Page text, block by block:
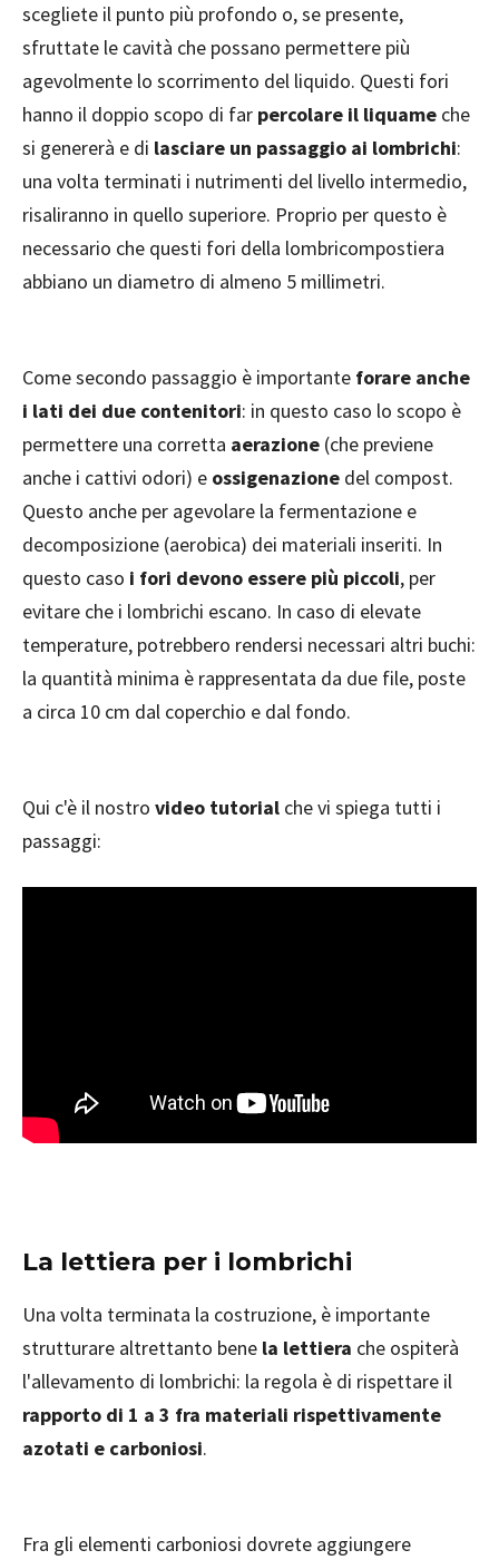
scegliete il punto più profondo o, se presente,
sfruttate le cavità che possano permettere più
agevolmente lo scorrimento del liquido. Questi fori
hanno il doppio scopo di far percolare il liquame che
si genererà e di lasciare un passaggio ai lombrichi:
una volta terminati i nutrimenti del livello intermedio,
risaliranno in quello superiore. Proprio per questo è
necessario che questi fori della lombricompostiera
abbiano un diametro di almeno 5 millimetri.
Come secondo passaggio è importante forare anche
i lati dei due contenitori: in questo caso lo scopo è
permettere una corretta aerazione (che previene
anche i cattivi odori) e ossigenazione del compost.
Questo anche per agevolare la fermentazione e
decomposizione (aerobica) dei materiali inseriti. In
questo caso i fori devono essere più piccoli, per
evitare che i lombrichi escano. In caso di elevate
temperature, potrebbero rendersi necessari altri buchi:
la quantità minima è rappresentata da due file, poste
a circa 10 cm dal coperchio e dal fondo.
Qui c'è il nostro video tutorial che vi spiega tutti i
passaggi:
La lettiera per i lombrichi
Una volta terminata la costruzione, è importante
strutturare altrettanto bene la lettiera che ospiterà
l'allevamento di lombrichi: la regola è di rispettare il
rapporto di 1 a 3 fra materiali rispettivamente
azotati e carboniosi.
Fra gli elementi carboniosi dovrete aggiungere